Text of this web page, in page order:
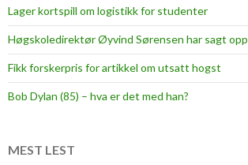
Lager kortspill om logistikk for studenter
Høgskoledirektør Øyvind Sørensen har sagt opp
Fikk forskerpris for artikkel om utsatt hogst
Bob Dylan (85) – hva er det med han?
MEST LEST